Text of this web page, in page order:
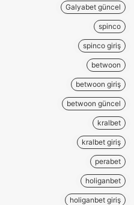
Galyabet güncel
spinco
spinco giriş
betwoon
betwoon giriş
betwoon güncel
kralbet
kralbet giriş
perabet
holiganbet
holiganbet giriş